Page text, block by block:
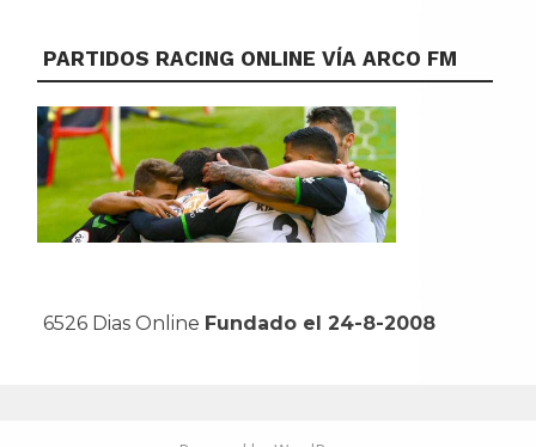
PARTIDOS RACING ONLINE VÍA ARCO FM
6526 Dias Online Fundado el 24-8-2008